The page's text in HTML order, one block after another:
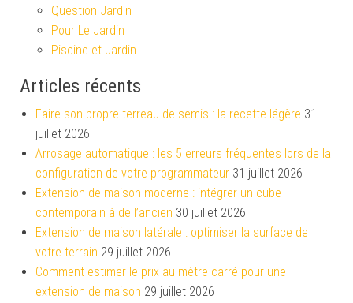
Question Jardin
Pour Le Jardin
Piscine et Jardin
Articles récents
Faire son propre terreau de semis : la recette légère 31
juillet 2026
Arrosage automatique : les 5 erreurs fréquentes lors de la
configuration de votre programmateur 31 juillet 2026
Extension de maison moderne : intégrer un cube
contemporain à de l’ancien 30 juillet 2026
Extension de maison latérale : optimiser la surface de
votre terrain 29 juillet 2026
Comment estimer le prix au mètre carré pour une
extension de maison 29 juillet 2026